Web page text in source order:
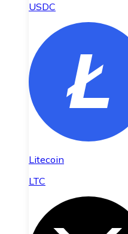
USDC
Litecoin
LTC